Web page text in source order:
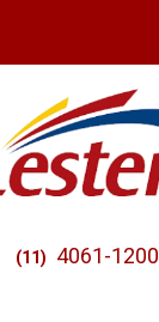
(11) 4061-1200